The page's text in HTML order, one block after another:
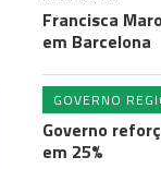
Francisca
em Barcelona
GOVERNO
Governo
em 25%